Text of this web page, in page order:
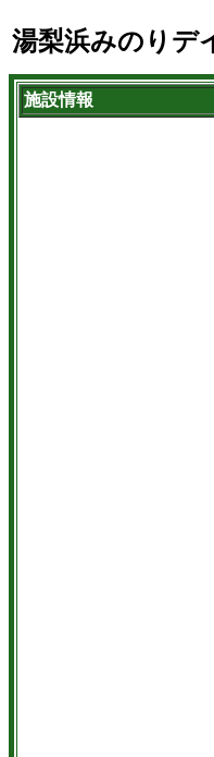
湯梨浜みのりデ
施設情報